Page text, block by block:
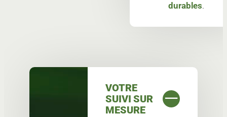
durables.
VOTRE
SUIVI SUR
MESURE